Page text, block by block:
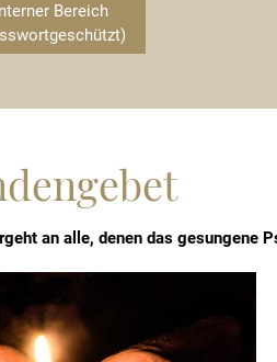
Bereich
an alle, denen das gesungene